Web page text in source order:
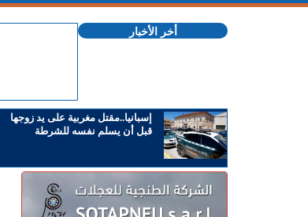
أخر الأخبار
إسبانيا..مقتل مغربية على يد زوجها
قبل أن يسلم نفسه للشرطة